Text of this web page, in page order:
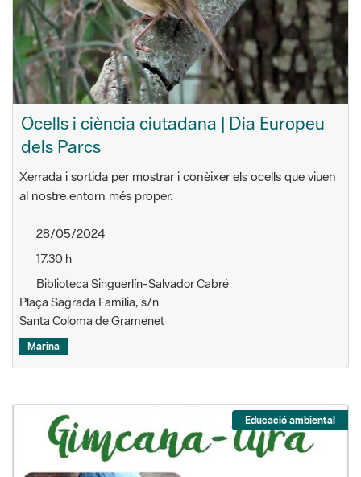
Ocells i ciència ciutadana | Dia Europeu
dels Parcs
Xerrada i sortida per mostrar i conèixer els ocells que viuen
al nostre entorn més proper.
28/05/2024
Plaça Sagrada Família, s/n
Santa Coloma de Gramenet
Marina